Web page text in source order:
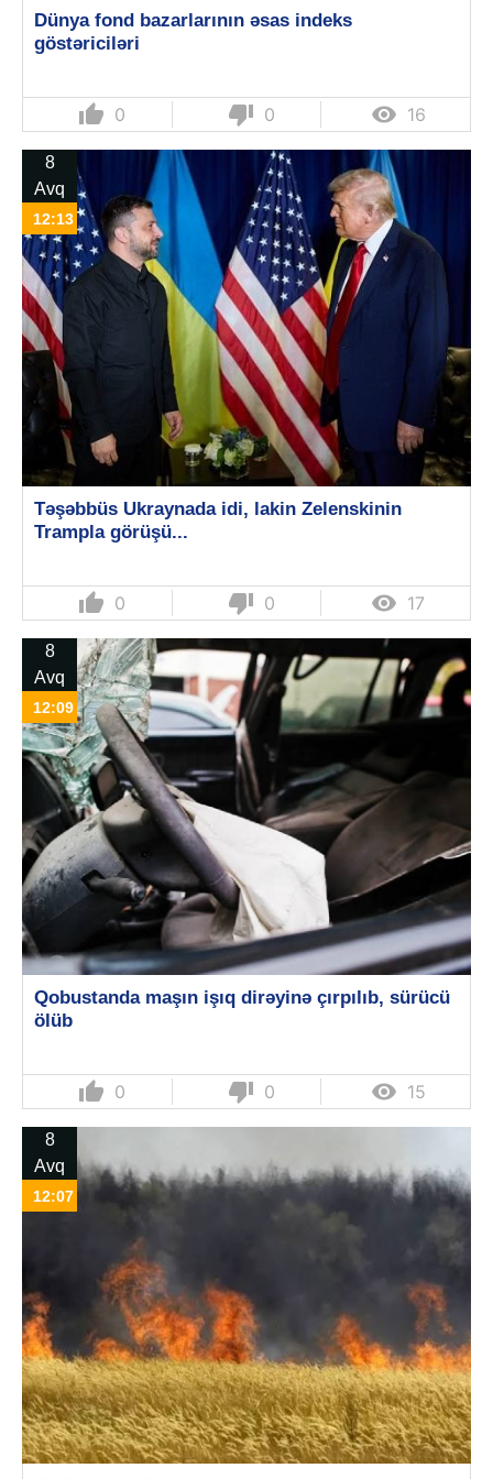
Dünya fond bazarlarının əsas indeks
göstəriciləri
thumb_up 0 thumb_down 0  16
8
Avq
12:13
Təşəbbüs Ukraynada idi, lakin Zelenskinin
Trampla görüşü...
thumb_up 0 thumb_down 0  17
8
Avq
12:09
Qobustanda maşın işıq dirəyinə çırpılıb, sürücü
ölüb
thumb_up 0 thumb_down 0  15
8
Avq
12:07